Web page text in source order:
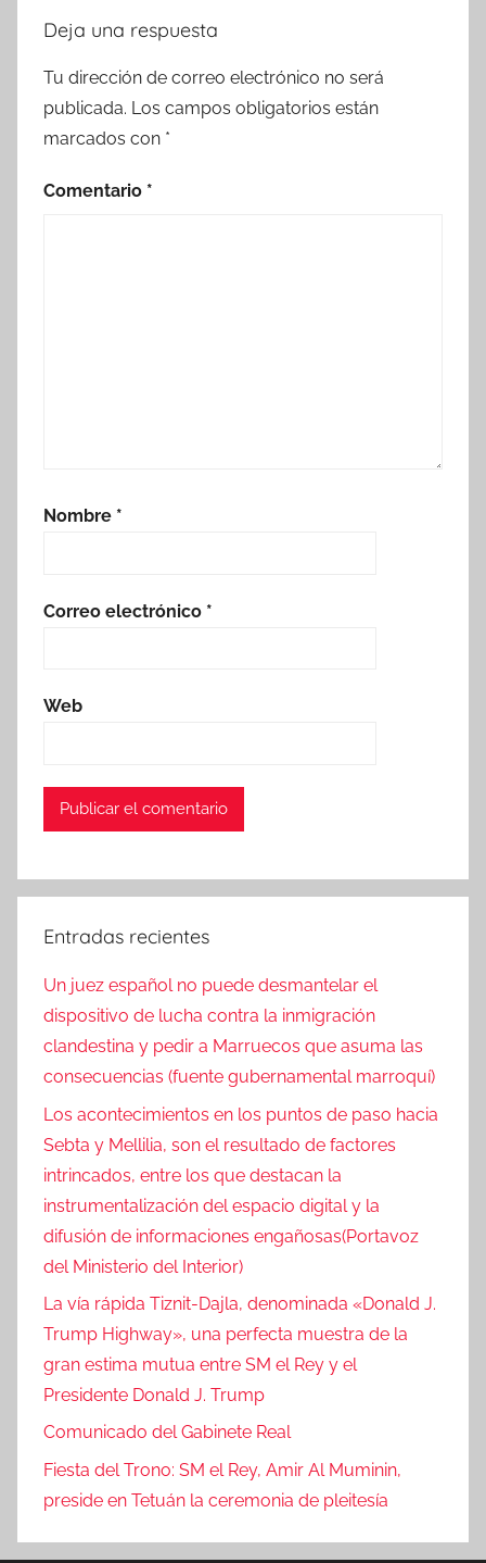
Deja una respuesta
Tu dirección de correo electrónico no será
publicada. Los campos obligatorios están
marcados con *
Comentario *
Nombre *
Correo electrónico *
Web
Entradas recientes
Un juez español no puede desmantelar el
dispositivo de lucha contra la inmigración
clandestina y pedir a Marruecos que asuma las
consecuencias (fuente gubernamental marroquí)
Los acontecimientos en los puntos de paso hacia
Sebta y Mellilia, son el resultado de factores
intrincados, entre los que destacan la
instrumentalización del espacio digital y la
difusión de informaciones engañosas(Portavoz
del Ministerio del Interior)
La vía rápida Tiznit-Dajla, denominada «Donald J.
Trump Highway», una perfecta muestra de la
gran estima mutua entre SM el Rey y el
Presidente Donald J. Trump
Comunicado del Gabinete Real
Fiesta del Trono: SM el Rey, Amir Al Muminin,
preside en Tetuán la ceremonia de pleitesía